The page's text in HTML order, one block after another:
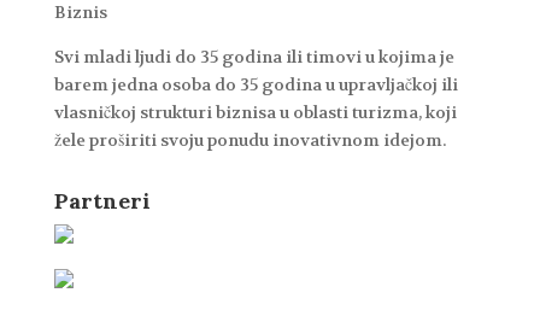
Biznis
Svi mladi ljudi do 35 godina ili timovi u kojima je
barem jedna osoba do 35 godina u upravljačkoj ili
vlasničkoj strukturi biznisa u oblasti turizma, koji
žele proširiti svoju ponudu inovativnom idejom.
Partneri